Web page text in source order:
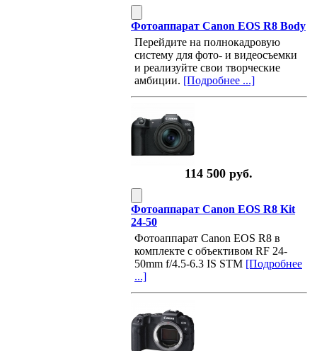
Фотоаппарат Canon EOS R8 Body
Перейдите на полнокадровую
систему для фото- и видеосъемки
и реализуйте свои творческие
амбиции. [Подробнее ...]
114 500 руб.
Фотоаппарат Canon EOS R8 Kit
24-50
Фотоаппарат Canon EOS R8 в
комплекте с объективом RF 24-
50mm f/4.5-6.3 IS STM [Подробнее
...]